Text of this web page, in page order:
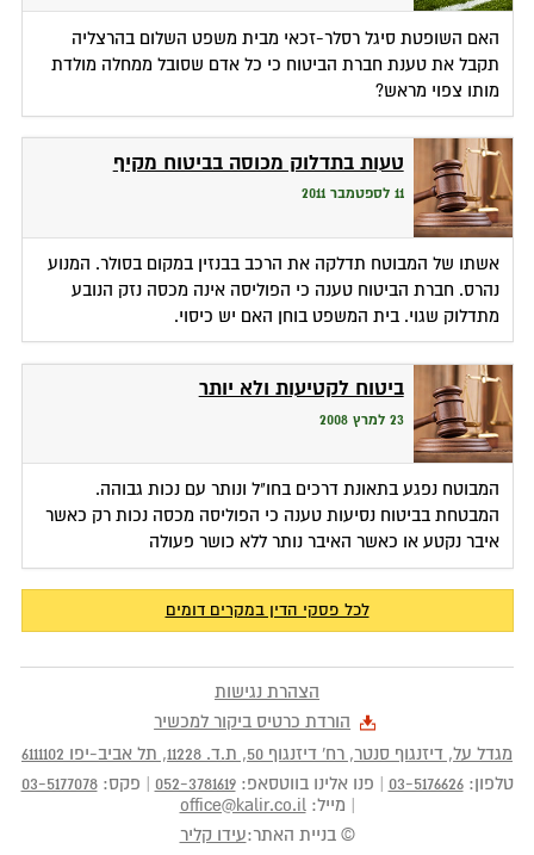
האם השופטת סיגל רסלר-זכאי מבית משפט השלום בהרצליה
תקבל את טענת חברת הביטוח כי כל אדם שסובל ממחלה מולדת
מותו צפוי מראש?
טעות בתדלוק מכוסה בביטוח מקיף
11 לספטמבר 2011
אשתו של המבוטח תדלקה את הרכב בבנזין במקום בסולר. המנוע
נהרס. חברת הביטוח טענה כי הפוליסה אינה מכסה נזק הנובע
מתדלוק שגוי. בית המשפט בוחן האם יש כיסוי.
ביטוח לקטיעות ולא יותר
23 למרץ 2008
המבוטח נפגע בתאונת דרכים בחו"ל ונותר עם נכות גבוהה.
המבטחת בביטוח נסיעות טענה כי הפוליסה מכסה נכות רק כאשר
איבר נקטע או כאשר האיבר נותר ללא כושר פעולה
לכל פסקי הדין במקרים דומים
הצהרת נגישות
הורדת כרטיס ביקור למכשיר
מגדל על, דיזנגוף סנטר, רח' דיזנגוף 50
, ת.ד. 11228
, תל אביב-יפו 6111102
טלפון:03-5176626 פנו אלינו בווטסאפ:052-3781619 פקס:03-5177078
מייל:office@kalir.co.il
© בניית האתר:עידו קליר